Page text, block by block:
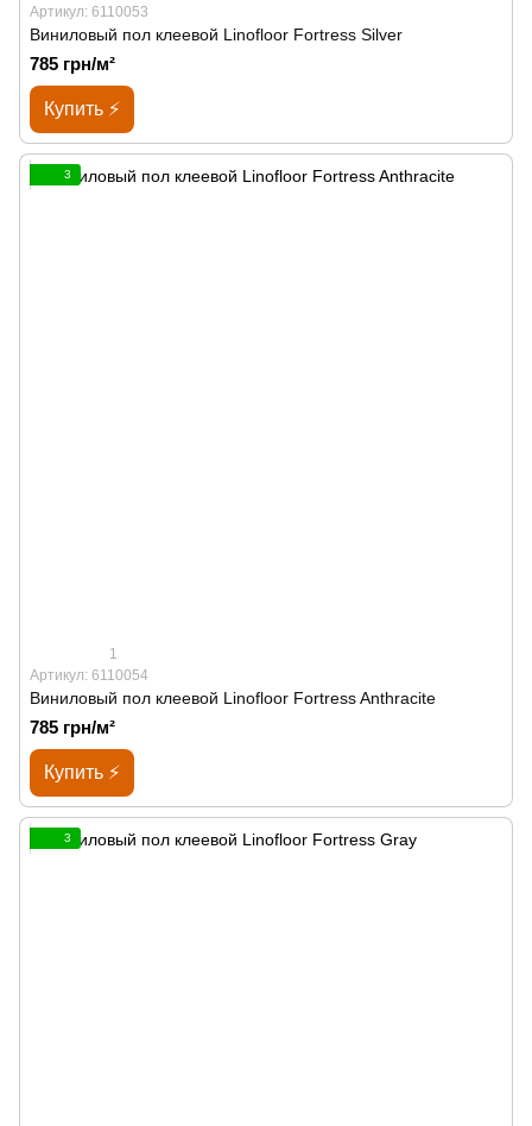
Артикул: 6110053
Виниловый пол клеевой Linofloor Fortress Silver
785 грн/м²
Купить ⚡
3
1
Артикул: 6110054
Виниловый пол клеевой Linofloor Fortress Anthracite
785 грн/м²
Купить ⚡
3